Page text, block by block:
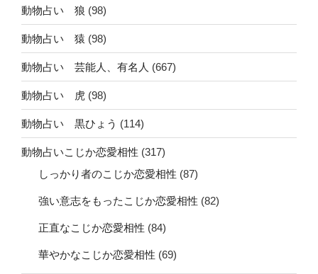
動物占い 狼 (98)
動物占い 猿 (98)
動物占い 芸能人、有名人 (667)
動物占い 虎 (98)
動物占い 黒ひょう (114)
動物占いこじか恋愛相性 (317)
しっかり者のこじか恋愛相性 (87)
強い意志をもったこじか恋愛相性 (82)
正直なこじか恋愛相性 (84)
華やかなこじか恋愛相性 (69)